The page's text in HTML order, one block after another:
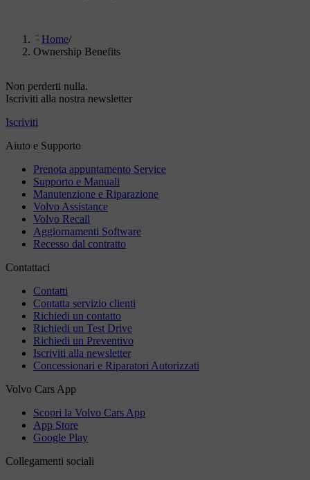
Home/
Ownership Benefits